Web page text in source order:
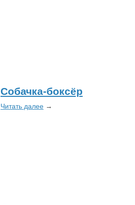
Собачка-боксёр
Читать далее →